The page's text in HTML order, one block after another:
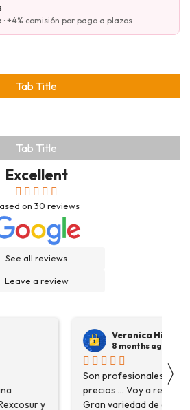
· +4% comisión por pago a plazos
Tab Title
Tab Title
Excellent
on 30 reviews
See all reviews
Leave a review
y
Veronica Hidalgo
8 months ago
Son profesionales ,
precios ... Voy a repetir
Gran variedad de
〉